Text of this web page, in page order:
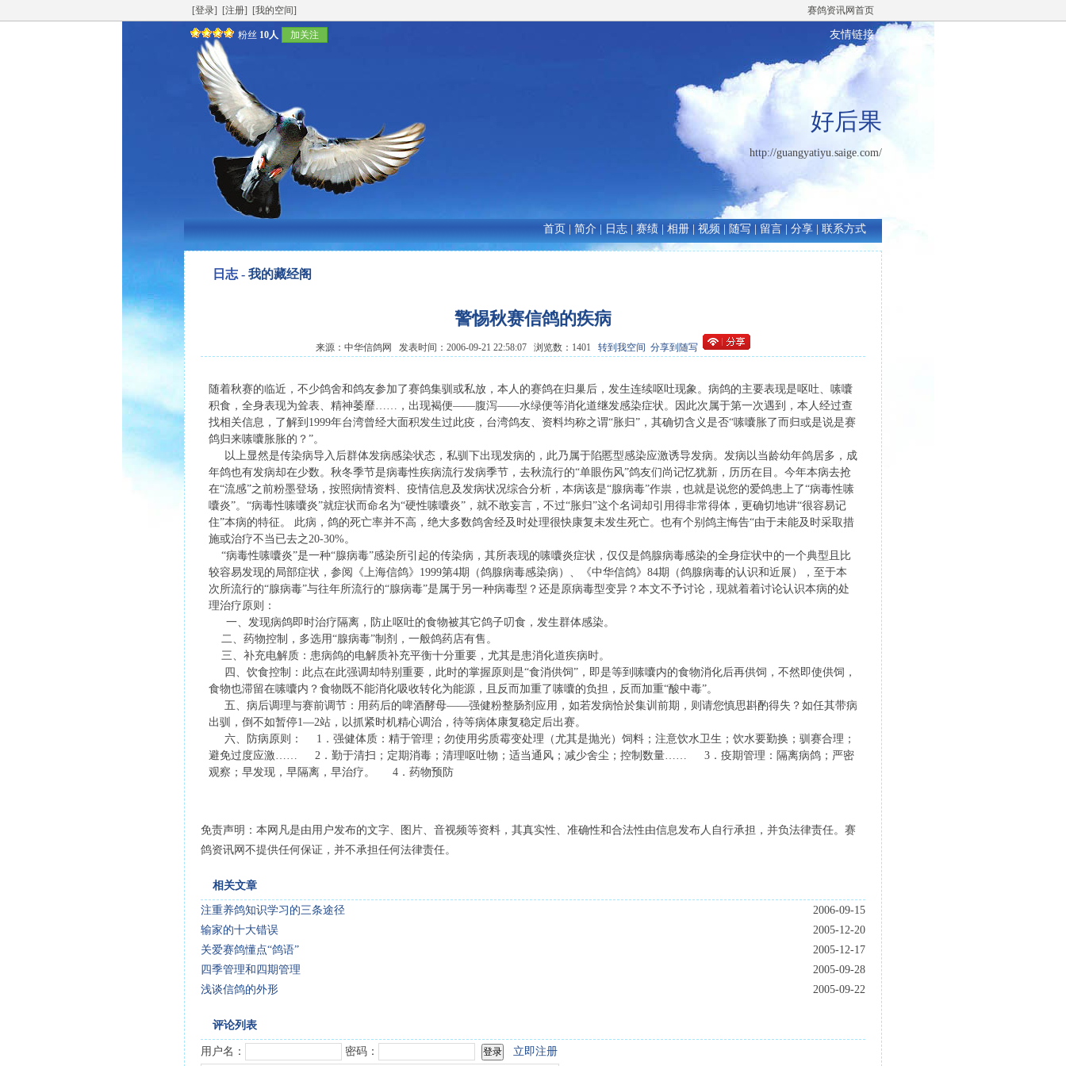
[登录] [注册] [我的空间] 赛鸽资讯网首页
粉丝 10人 加关注 友情链接
好后果
http://guangyatiyu.saige.com/
首页 简介 日志 赛绩 相册 视频 随写 留言 分享 联系方式
日志 - 我的藏经阁
警惕秋赛信鸽的疾病
来源：中华信鸽网 发表时间：2006-09-21 22:58:07 浏览数：1401 转到我空间 分享到随写
随着秋赛的临近，不少鸽舍和鸽友参加了赛鸽集驯或私放，本人的赛鸽在归巢后，发生连续呕吐现象。病鸽的主要表现是呕吐、嗉囔
积食，全身表现为耸表、精神萎靡……，出现褐便——腹泻——水绿便等消化道继发感染症状。因此次属于第一次遇到，本人经过查
找相关信息，了解到1999年台湾曾经大面积发生过此疫，台湾鸽友、资料均称之谓“胀归”，其确切含义是否“嗉囔胀了而归或是说是赛
鸽归来嗉囔胀胀的？”。
以上显然是传染病导入后群体发病感染状态，私驯下出现发病的，此乃属于陷慝型感染应激诱导发病。发病以当龄幼年鸽居多，成
年鸽也有发病却在少数。秋冬季节是病毒性疾病流行发病季节，去秋流行的“单眼伤风”鸽友们尚记忆犹新，历历在目。今年本病去抢
在“流感”之前粉墨登场，按照病情资料、疫情信息及发病状况综合分析，本病该是“腺病毒”作祟，也就是说您的爱鸽患上了“病毒性嗉
囔炎”。“病毒性嗉囔炎”就症状而命名为“硬性嗉囔炎”，就不敢妄言，不过“胀归”这个名词却引用得非常得体，更确切地讲“很容易记
住”本病的特征。 此病，鸽的死亡率并不高，绝大多数鸽舍经及时处理很快康复未发生死亡。也有个别鸽主悔告“由于未能及时采取措
施或治疗不当已去之20-30%。
“病毒性嗉囔炎”是一种“腺病毒”感染所引起的传染病，其所表现的嗉囔炎症状，仅仅是鸽腺病毒感染的全身症状中的一个典型且比
较容易发现的局部症状，参阅《上海信鸽》1999第4期（鸽腺病毒感染病）、《中华信鸽》84期（鸽腺病毒的认识和近展），至于本
次所流行的“腺病毒”与往年所流行的“腺病毒”是属于另一种病毒型？还是原病毒型变异？本文不予讨论，现就着着讨论认识本病的处
理治疗原则：
一、发现病鸽即时治疗隔离，防止呕吐的食物被其它鸽子叨食，发生群体感染。
二、药物控制，多选用“腺病毒”制剂，一般鸽药店有售。
三、补充电解质：患病鸽的电解质补充平衡十分重要，尤其是患消化道疾病时。
四、饮食控制：此点在此强调却特别重要，此时的掌握原则是“食消供饲”，即是等到嗉囔内的食物消化后再供饲，不然即使供饲，
食物也滞留在嗉囔内？食物既不能消化吸收转化为能源，且反而加重了嗉囔的负担，反而加重“酸中毒”。
五、病后调理与赛前调节：用药后的啤酒酵母——强健粉整肠剂应用，如若发病恰於集训前期，则请您慎思斟酌得失？如任其带病
出驯，倒不如暂停1—2站，以抓紧时机精心调治，待等病体康复稳定后出赛。
六、防病原则： 1．强健体质：精于管理；勿使用劣质霉变处理（尤其是抛光）饲料；注意饮水卫生；饮水要勤换；驯赛合理；
避免过度应激…… 2．勤于清扫；定期消毒；清理呕吐物；适当通风；减少舍尘；控制数量…… 3．疫期管理：隔离病鸽；严密
观察；早发现，早隔离，早治疗。 4．药物预防
免责声明：本网凡是由用户发布的文字、图片、音视频等资料，其真实性、准确性和合法性由信息发布人自行承担，并负法律责任。赛
鸽资讯网不提供任何保证，并不承担任何法律责任。
相关文章
2006-09-15
注重养鸽知识学习的三条途径
2005-12-20
输家的十大错误
2005-12-17
关爱赛鸽懂点“鸽语”
2005-09-28
四季管理和四期管理
2005-09-22
浅谈信鸽的外形
评论列表
用户名： 密码： 立即注册